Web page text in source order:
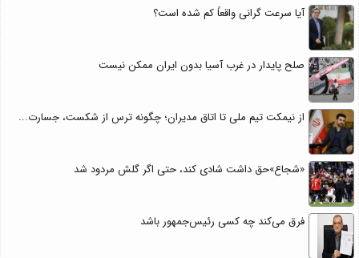
آیا سرعت گرانی واقعاً کم شده است؟
صلح پایدار در غرب آسیا بدون ایران ممکن نیست
از نیمکت تیم ملی تا اتاق مدیران؛ چگونه ترس از شکست، جسارت...
«شجاع»حق داشت شادی کند، حتی اگر گلش مردود شد
فرق می‌کند چه کسی رئیس‌جمهور باشد